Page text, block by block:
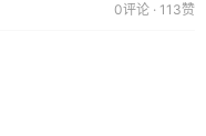
0评论 · 113赞